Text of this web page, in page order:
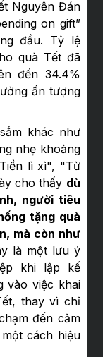
Nguyên Đán
on gift”
đầu. Tỷ lệ
quà Tết đã
đến 34.4%
ấn tượng
khác như
nhẹ khoảng
lì xì", "Từ
cho thấy dù
người tiêu
tặng quà
mà còn như
là một lưu ý
khi lập kế
vào việc khai
thay vì chỉ
đến cảm
cách hiệu